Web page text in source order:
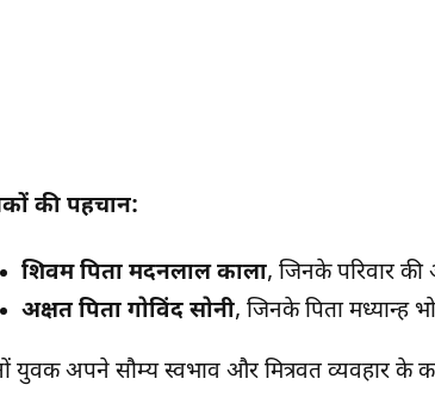
की पहचान:
शिवम पिता मदनलाल काला, जिनके परिवार
अक्षत पिता गोविंद सोनी, जिनके पिता मध्यान्ह
युवक अपने सौम्य स्वभाव और मित्रवत व्यवहार के